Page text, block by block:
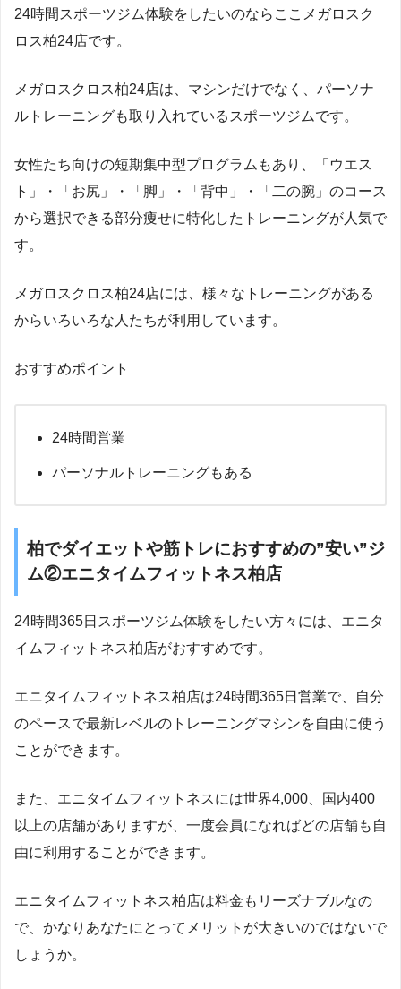
24時間スポーツジム体験をしたいのならここメガロスク
ロス柏24店です。
メガロスクロス柏24店は、マシンだけでなく、パーソナ
ルトレーニングも取り入れているスポーツジムです。
女性たち向けの短期集中型プログラムもあり、「ウエス
ト」・「お尻」・「脚」・「背中」・「二の腕」のコース
から選択できる部分痩せに特化したトレーニングが人気で
す。
メガロスクロス柏24店には、様々なトレーニングがある
からいろいろな人たちが利用しています。
おすすめポイント
24時間営業
パーソナルトレーニングもある
柏でダイエットや筋トレにおすすめの”安い”ジ
ム②エニタイムフィットネス柏店
24時間365日スポーツジム体験をしたい方々には、エニタ
イムフィットネス柏店がおすすめです。
エニタイムフィットネス柏店は24時間365日営業で、自分
のペースで最新レベルのトレーニングマシンを自由に使う
ことができます。
また、エニタイムフィットネスには世界4,000、国内400
以上の店舗がありますが、一度会員になればどの店舗も自
由に利用することができます。
エニタイムフィットネス柏店は料金もリーズナブルなの
で、かなりあなたにとってメリットが大きいのではないで
しょうか。